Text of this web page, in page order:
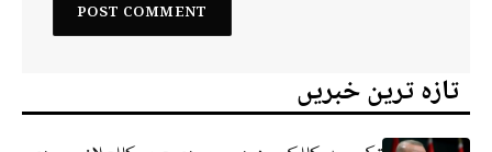
تازہ ترین خبریں